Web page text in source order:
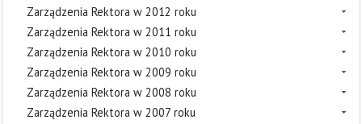
Zarządzenia Rektora w 2012 roku
Zarządzenia Rektora w 2011 roku
Zarządzenia Rektora w 2010 roku
Zarządzenia Rektora w 2009 roku
Zarządzenia Rektora w 2008 roku
Zarządzenia Rektora w 2007 roku